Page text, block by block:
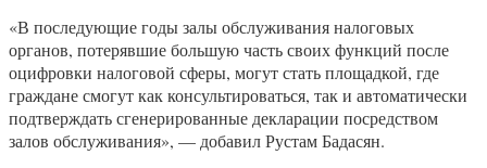
«В последующие годы залы обслуживания налоговых
органов, потерявшие большую часть своих функций после
оцифровки налоговой сферы, могут стать площадкой, где
граждане смогут как консультироваться, так и автоматически
подтверждать сгенерированные декларации посредством
залов обслуживания», — добавил Рустам Бадасян.